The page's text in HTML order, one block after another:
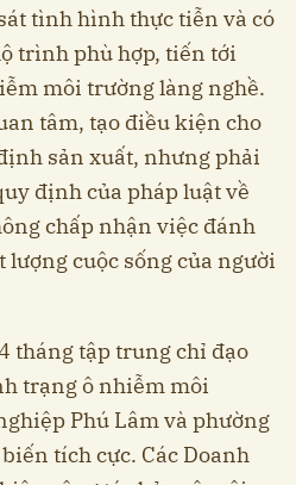
tình hình thực tiễn và có
trình phù hợp, tiến tới
môi trường làng nghề.
tâm, tạo điều kiện cho
sản xuất, nhưng phải
định của pháp luật về
chấp nhận việc đánh
cuộc sống của người
tháng tập trung chỉ đạo
trạng ô nhiễm môi
Phú Lâm và phường
tích cực. Các Doanh